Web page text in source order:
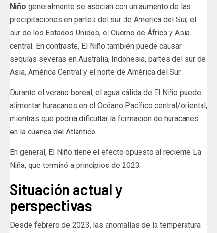
Niño generalmente se asocian con un aumento de las
precipitaciones en partes del sur de América del Sur, el
sur de los Estados Unidos, el Cuerno de África y Asia
central. En contraste, El Niño también puede causar
sequías severas en Australia, Indonesia, partes del sur de
Asia, América Central y el norte de América del Sur.
Durante el verano boreal, el agua cálida de El Niño puede
alimentar huracanes en el Océano Pacífico central/oriental,
mientras que podría dificultar la formación de huracanes
en la cuenca del Atlántico.
En general, El Niño tiene el efecto opuesto al reciente La
Niña, que terminó a principios de 2023.
Situación actual y
perspectivas
Desde febrero de 2023, las anomalías de la temperatura